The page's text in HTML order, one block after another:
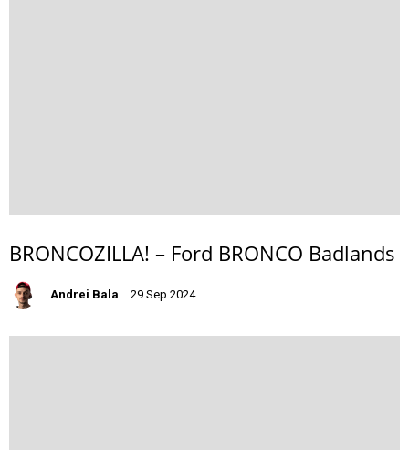
BRONCOZILLA! – Ford BRONCO Badlands
Andrei Bala 29 Sep 2024